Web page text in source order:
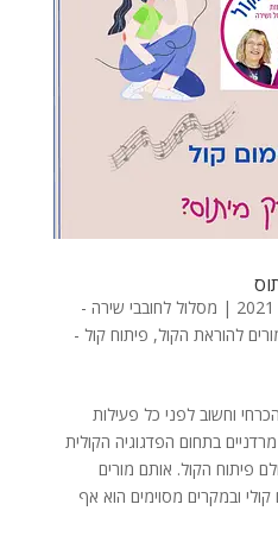
| מסלול לחובבי שירה -
להוראת הקול, פיתוח קול -
וחשוב לפני כל פעילות
בתחום הפדגוגיה הקולית
פיתוח הקול. אותם מורים
ובמקרים מסוימים הוא אף